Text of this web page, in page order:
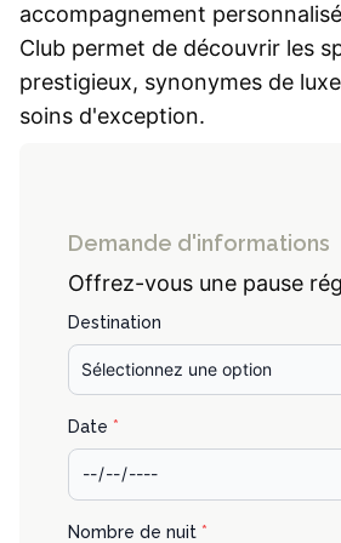
accompagnement
Club permet de découvrir les
prestigieux, synonymes de
soins d'exception.
Demande d'informations
Offrez-vous une pause
Destination
Date *
Nombre de nuit *